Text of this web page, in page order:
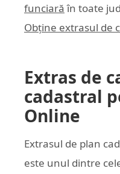
funciară în toate
Obține extrasul de
Extras de
cadastral
Online
Extrasul de plan
este unul dintre